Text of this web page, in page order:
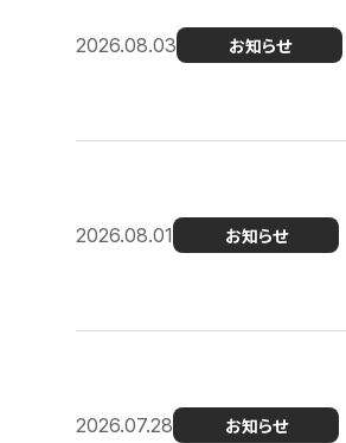
2026.08.03 お知らせ
2026.08.01 お知らせ
2026.07.28 お知らせ